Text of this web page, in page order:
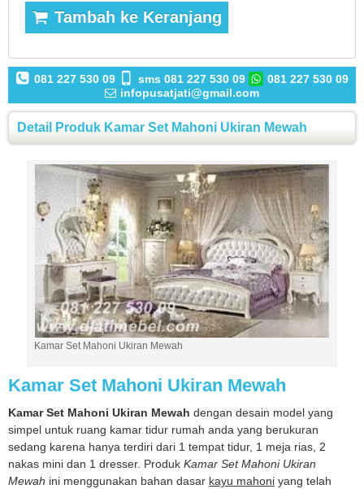
Tambah ke Keranjang
081 227 530 09 sms 081 227 530 09
081 227 530 09
infopusatjati@gmail.com
Detail Produk Kamar Set Mahoni Ukiran Mewah
Kamar Set Mahoni Ukiran Mewah
Kamar Set Mahoni Ukiran Mewah
Kamar Set Mahoni Ukiran Mewah dengan desain model yang
simpel untuk ruang kamar tidur rumah anda yang berukuran
sedang karena hanya terdiri dari 1 tempat tidur, 1 meja rias, 2
nakas mini dan 1 dresser. Produk Kamar Set Mahoni Ukiran
Mewah ini menggunakan bahan dasar kayu mahoni yang telah